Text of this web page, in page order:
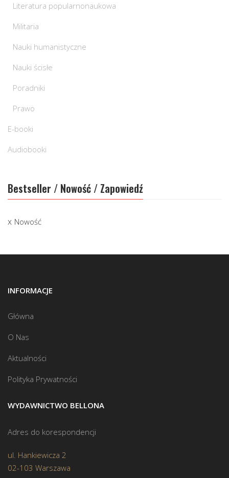
Literatura popularnonaukowa
Militaria
Nauki humanistyczne
Nauki ścisłe
Poradniki
Prawo
E-booki
Audiobooki
Bestseller / Nowość / Zapowiedź
Nowość
INFORMACJE
Główna
O Nas
Aktualności
Polityka Prywatności
WYDAWNICTWO BELLONA
Adres do korespondencji
ul. Hankiewicza 2
02-103 Warszawa